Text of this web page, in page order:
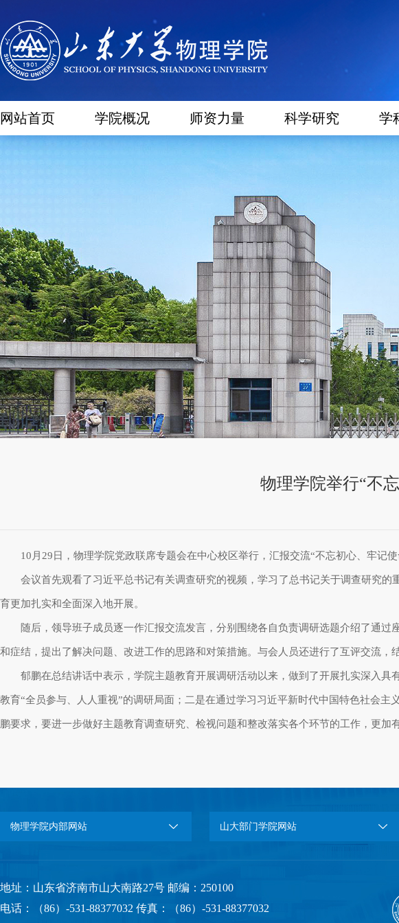
网站首页 学院概况 师资力量 科学研究 学
物理学院举行“不
10月 29 日，物理学院党政联席专题会在中心校区举行，汇报交流“不忘初心、牢记
会议首先观看了习近平总书记有关调查研究的视频，学习了总书记关于调查研究
育更加扎实和全面深入地开展。
随后，领导班子成员逐一作汇报交流发言，分别围绕各自负责调研选题介绍了通
和症结，提出了解决问题、改进工作的思路和对策措施。与会人员还进行了互评交流，
郁鹏在总结讲话中表示，学院主题教育开展调研活动以来，做到了开展扎实深入
教育“全员参与、人人重视”的调研局面；二是在通过学习习近平新时代中国特色社会
鹏要求，要进一步做好主题教育调查研究、检视问题和整改落实各个环节的工作，更
物理学院内部网站 山大部门学院网站
地址：山东省济南市山大南路27号 邮编：250100
电话：（86）-531-88377032 传真：（86）-531-88377032